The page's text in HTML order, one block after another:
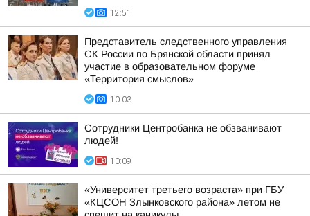
12:51
Представитель следственного управления
СК России по Брянской области принял
участие в образовательном форуме
«Территория смыслов»
10:03
Сотрудники Центробанка не обзванивают
людей!
10:09
«Университет третьего возраста» при ГБУ
«КЦСОН Злынковского района» летом не